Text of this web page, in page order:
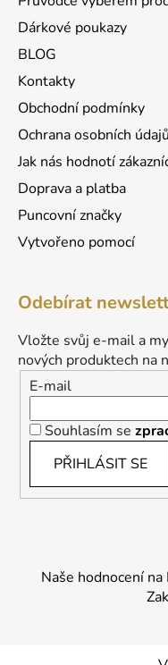
Dárkové poukazy
BLOG
Kontakty
Obchodní podmínky
Ochrana osobních údajů
Jak nás hodnotí
Doprava a platba
Puncovní značky
Vytvořeno pomocí
Odebírat
Vložte svůj e-mail a
nových produktech na
E-mail
Souhlasím se
PŘIHLÁSIT SE
Naše hodnocení na